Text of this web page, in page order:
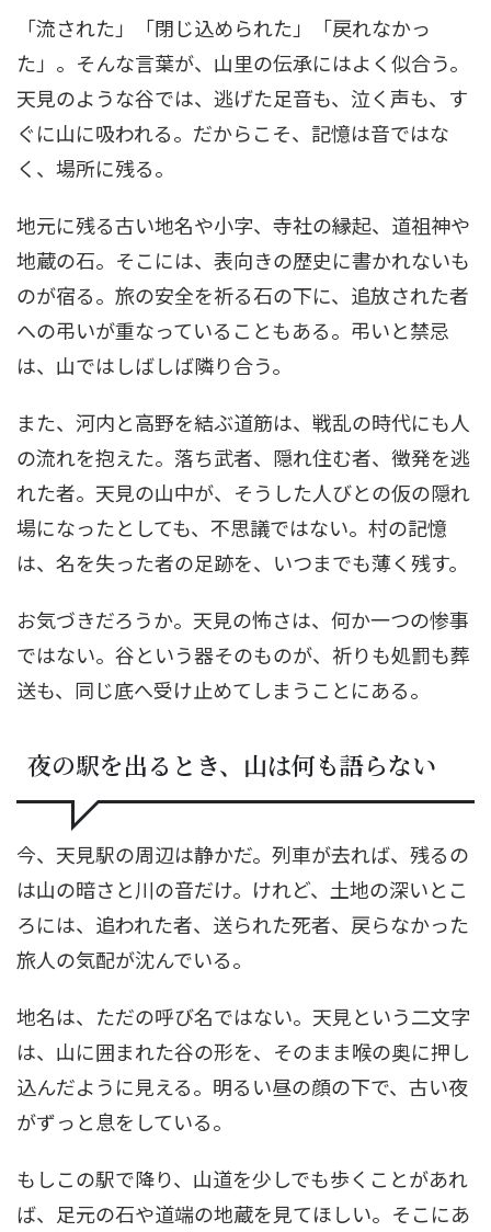
「流された」「閉じ込められた」「戻れなかっ
た」。そんな言葉が、山里の伝承にはよく似合う。
天見のような谷では、逃げた足音も、泣く声も、す
ぐに山に吸われる。だからこそ、記憶は音ではな
く、場所に残る。
地元に残る古い地名や小字、寺社の縁起、道祖神や
地蔵の石。そこには、表向きの歴史に書かれないも
のが宿る。旅の安全を祈る石の下に、追放された者
への弔いが重なっていることもある。弔いと禁忌
は、山ではしばしば隣り合う。
また、河内と高野を結ぶ道筋は、戦乱の時代にも人
の流れを抱えた。落ち武者、隠れ住む者、徴発を逃
れた者。天見の山中が、そうした人びとの仮の隠れ
場になったとしても、不思議ではない。村の記憶
は、名を失った者の足跡を、いつまでも薄く残す。
お気づきだろうか。天見の怖さは、何か一つの惨事
ではない。谷という器そのものが、祈りも処罰も葬
送も、同じ底へ受け止めてしまうことにある。
夜の駅を出るとき、山は何も語らない
今、天見駅の周辺は静かだ。列車が去れば、残るの
は山の暗さと川の音だけ。けれど、土地の深いとこ
ろには、追われた者、送られた死者、戻らなかった
旅人の気配が沈んでいる。
地名は、ただの呼び名ではない。天見という二文字
は、山に囲まれた谷の形を、そのまま喉の奥に押し
込んだように見える。明るい昼の顔の下で、古い夜
がずっと息をしている。
もしこの駅で降り、山道を少しでも歩くことがあれ
ば、足元の石や道端の地蔵を見てほしい。そこにあ